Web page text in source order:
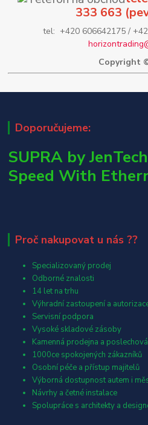
333 663
tel: +420 606642175 /
Copyright
Doporučujeme:
SUPRA by
Speed With
Proč nakupovat u nás ??
Specializovaný prodej
Odborné znalosti
14 let na trhu
Výhradní zastoupení a
Servisní podpora
Vysoké skladové zásoby
Kamenná prodejna a
1000ce spokojených zákazníků
Osobní péče a přístup majitelů
Výborná dostupnost autem i
Návrhy a četné instalace
Spolupráce s architekty a